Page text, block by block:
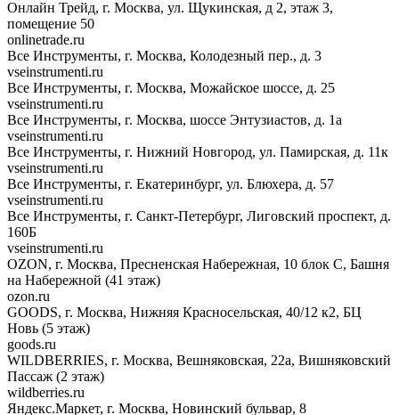
Онлайн Трейд, г. Москва, ул. Щукинская, д 2, этаж 3,
помещение 50
onlinetrade.ru
Все Инструменты, г. Москва, Колодезный пер., д. 3
vseinstrumenti.ru
Все Инструменты, г. Москва, Можайское шоссе, д. 25
vseinstrumenti.ru
Все Инструменты, г. Москва, шоссе Энтузиастов, д. 1а
vseinstrumenti.ru
Все Инструменты, г. Нижний Новгород, ул. Памирская, д. 11к
vseinstrumenti.ru
Все Инструменты, г. Екатеринбург, ул. Блюхера, д. 57
vseinstrumenti.ru
Все Инструменты, г. Санкт-Петербург, Лиговский проспект, д.
160Б
vseinstrumenti.ru
OZON, г. Москва, Пресненская Набережная, 10 блок С, Башня
на Набережной (41 этаж)
ozon.ru
GOODS, г. Москва, Нижняя Красносельская, 40/12 к2, БЦ
Новь (5 этаж)
goods.ru
WILDBERRIES, г. Москва, Вешняковская, 22а, Вишняковский
Пассаж (2 этаж)
wildberries.ru
Яндекс.Маркет, г. Москва, Новинский бульвар, 8